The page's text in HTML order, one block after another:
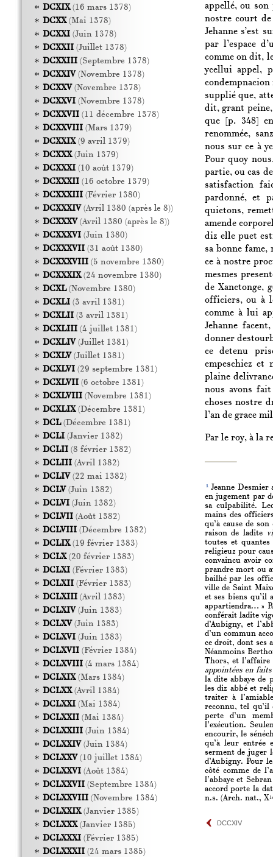
appellé, ou
nostre court de
Jehanne s’est
par l’espace
comme on dit,
ycellui appel,
supplié que,
dit, grant
que
[p. 348]
renommée,
nous sur ce à
Pour quoy
partie, ou cas
satisfaction
pardonné, et
quictons,
amende
diz elle puet
sa bonne fame,
ce à nostre
mesmes
de Xanctonge,
officiers, ou à
comme à lui
Jehanne
donner
ce detenu
empeschiez et
plaine
nous avons
choses nostre
l’an de grace
Par le roy, à la
1Jeanne Desmier
en jugement par
sa culpabilité.
mains des
qu’à cause de
raison de ladite
toutes et
religieuz pour
convaincu avoir
prandre mort ou
bailhé par les
ville de Saint
et ses biens
appartiendra… »
conférait ladite
d’Aubigny, et
d’un commun
ce droit, dont ses
Néanmoins
Thors, et
appointées en
la dite abbaye de
les diz abbé et
traiter à
reconnu, tel qu’il
perte d’un
l’exécution.
encourir, le
qu’à leur entrée
serment de juger
d’Aubigny. Pour
côté comme de
l’abbaye et
accord porte la
n.s. (Arch. nat., X1c
DCCXIV
DCXIX(16 mars 1378)
DCXX(Mai 1378)
DCXXI(Juin 1378)
DCXXII(Juillet 1378)
DCXXIII(Septembre 1378)
DCXXIV(Novembre 1378)
DCXXV(Novembre 1378)
DCXXVI(Novembre 1378)
DCXXVII(11 décembre 1378)
DCXXVIII(Mars 1379)
DCXXIX(9 avril 1379)
DCXXX(Juin 1379)
DCXXXI(10 août 1379)
DCXXXII(16 octobre 1379)
DCXXXIII(Février 1380)
DCXXXIV(Avril 1380 (après le 8))
DCXXXV(Avril 1380 (après le 8))
DCXXXVI(Juin 1380)
DCXXXVII(31 août 1380)
DCXXXVIII(5 novembre 1380)
DCXXXIX(24 novembre 1380)
DCXL(Novembre 1380)
DCXLI(3 avril 1381)
DCXLII(3 avril 1381)
DCXLIII(4 juillet 1381)
DCXLIV(Juillet 1381)
DCXLV(Juillet 1381)
DCXLVI(29 septembre 1381)
DCXLVII(6 octobre 1381)
DCXLVIII(Novembre 1381)
DCXLIX(Décembre 1381)
DCL(Décembre 1381)
DCLI(Janvier 1382)
DCLII(8 février 1382)
DCLIII(Avril 1382)
DCLIV(22 mai 1382)
DCLV(Juin 1382)
DCLVI(Juin 1382)
DCLVII(Août 1382)
DCLVIII(Décembre 1382)
DCLIX(19 février 1383)
DCLX(20 février 1383)
DCLXI(Février 1383)
DCLXII(Février 1383)
DCLXIII(Avril 1383)
DCLXIV(Juin 1383)
DCLXV(Juin 1383)
DCLXVI(Juin 1383)
DCLXVII(Février 1384)
DCLXVIII(4 mars 1384)
DCLXIX(Mars 1384)
DCLXX(Avril 1384)
DCLXXI(Mai 1384)
DCLXXII(Mai 1384)
DCLXXIII(Juin 1384)
DCLXXIV(Juin 1384)
DCLXXV(10 juillet 1384)
DCLXXVI(Août 1384)
DCLXXVII(Septembre 1384)
DCLXXVIII(Novembre 1384)
DCLXXIX(Janvier 1385)
DCLXXX(Janvier 1385)
DCLXXXI(Février 1385)
DCLXXXII(24 mars 1385)